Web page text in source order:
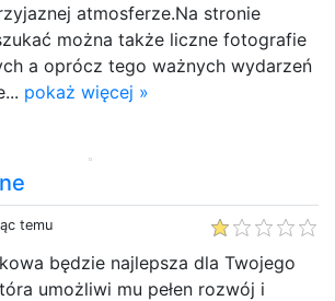
atmosferze.Na stronie
można także liczne fotografie
a oprócz tego ważnych wydarzeń
pokaż więcej »
temu
będzie najlepsza dla Twojego
umożliwi mu pełen rozwój i